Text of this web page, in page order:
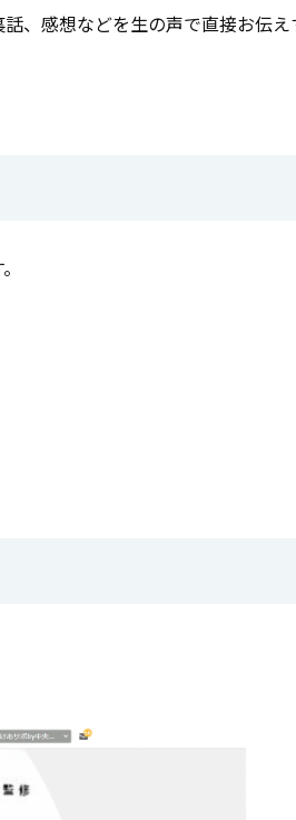
、感想などを生の声で直接お伝